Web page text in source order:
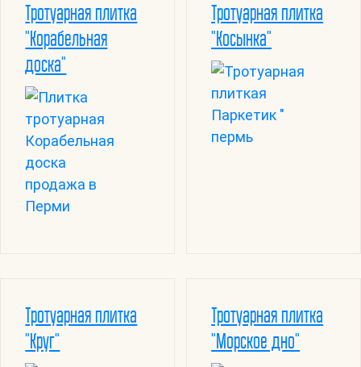
Тротуарная плитка
"Корабельная
доска"
Тротуарная плитка
"Косынка"
Тротуарная плитка
"Круг"
Тротуарная плитка
"Морское дно"